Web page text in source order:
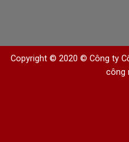
Copyright © 2020 © Công ty
công